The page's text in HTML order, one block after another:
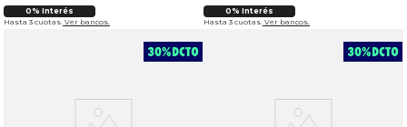
0% Interés
Hasta 3 cuotas. Ver bancos.
0% Interés
Hasta 3 cuotas. Ver bancos.